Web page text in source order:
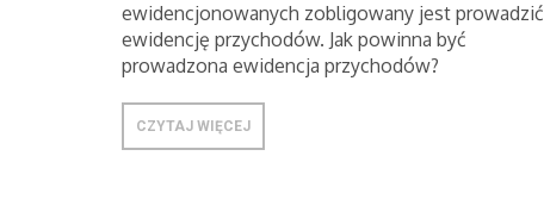
ewidencjonowanych zobligowany jest prowadzić
ewidencję przychodów. Jak powinna być
prowadzona ewidencja przychodów?
CZYTAJ WIĘCEJ